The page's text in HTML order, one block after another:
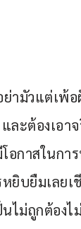
ามัวแต่เพ้
ะต้องเอา
โอกาสในก
หยิบยืมเลย
ไม่ถูกต้องไ